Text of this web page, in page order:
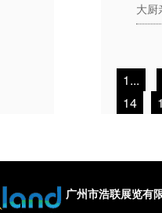
大厨
1...
14
广州市浩联展览有